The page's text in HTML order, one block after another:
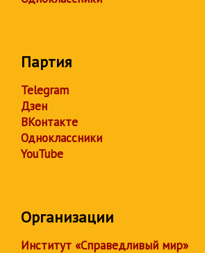
Партия
Telegram
Дзен
ВКонтакте
Одноклассники
YouTube
Организации
Институт «Справедливый мир»